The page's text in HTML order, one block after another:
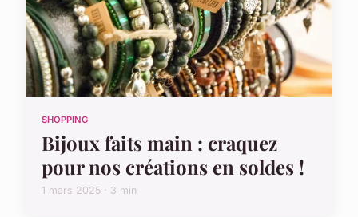
SHOPPING
Bijoux faits main : craquez
pour nos créations en soldes !
1 mars 2025 · 3 min